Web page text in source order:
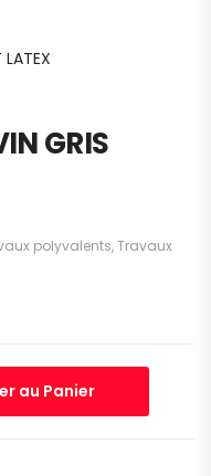
LATEX
GRIS
polyvalents,Travaux
au Panier